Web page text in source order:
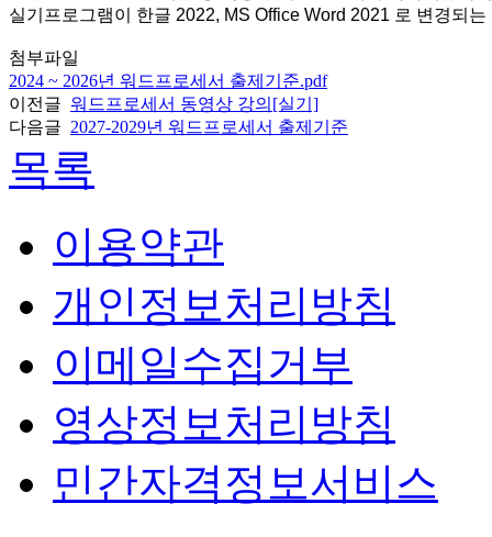
실기프로그램이 한글 2022, MS Office Word 2021 로 변경되
첨부파일
2024 ~ 2026년 워드프로세서 출제기준.pdf
이전글 워드프로세서 동영상 강의[실기]
다음글 2027-2029년 워드프로세서 출제기준
목록
이용약관
개인정보처리방침
이메일수집거부
영상정보처리방침
민간자격정보서비스